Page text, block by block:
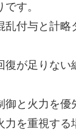
す。
乱付与と計
復が足りな
御と火力を優
力を重視する